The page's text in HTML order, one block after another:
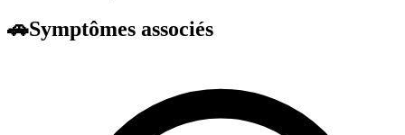
🚗Symptômes associés